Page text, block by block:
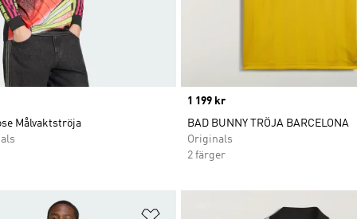
Målvaktströja
Price
1 199 kr
BAD BUNNY TRÖJA BARCELONA
Originals
2 färger
Lägg till på önskelistan